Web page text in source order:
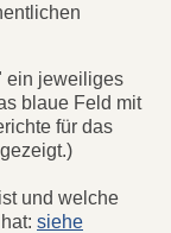
ein jeweiliges
blaue Feld mit
für das
und welche
siehe